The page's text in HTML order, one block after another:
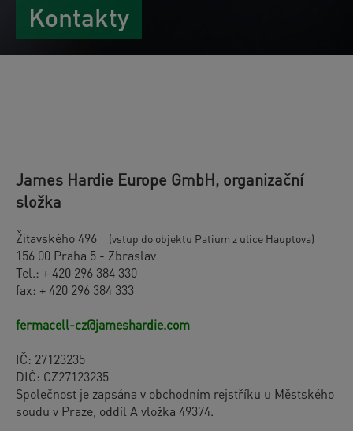
Kontakty
James Hardie Europe GmbH, organizační
složka
Žitavského 496 (vstup do objektu Patium z ulice Hauptova)
156 00 Praha 5 - Zbraslav
Tel.: + 420 296 384 330
fax: + 420 296 384 333
fermacell-cz@jameshardie.com
IČ: 27123235
DIČ: CZ27123235
Společnost je zapsána v obchodním rejstříku u Městského
soudu v Praze, oddíl A vložka 49374.